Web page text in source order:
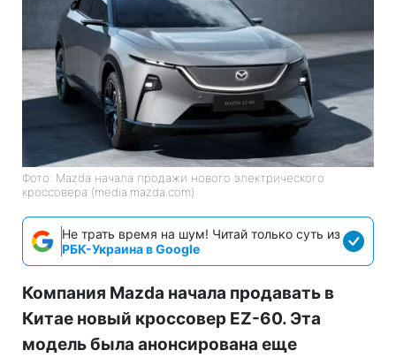
Фото: Mazda начала продажи нового электрического
кроссовера (media.mazda.com)
Не трать время на шум! Читай только суть из
РБК-Украина в Google
Компания Mazda начала продавать в
Китае новый кроссовер EZ-60. Эта
модель была анонсирована еще